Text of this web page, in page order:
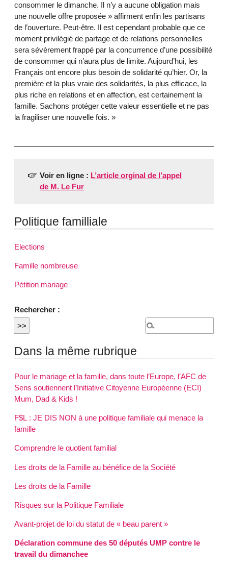
consommer le dimanche. Il n’y a aucune obligation mais
une nouvelle offre proposée » affirment enfin les partisans
de l’ouverture. Peut-être. Il est cependant probable que ce
moment privilégié de partage et de relations personnelles
sera sévèrement frappé par la concurrence d’une possibilité
de consommer qui n’aura plus de limite. Aujourd’hui, les
Français ont encore plus besoin de solidarité qu’hier. Or, la
première et la plus vraie des solidarités, la plus efficace, la
plus riche en relations et en affection, est certainement la
famille. Sachons protéger cette valeur essentielle et ne pas
la fragiliser une nouvelle fois. »
Voir en ligne : L’article orginal de l’appel
de M. Le Fur
Politique familliale
Elections
Famille nombreuse
Pétition mariage
Rechercher :
Dans la même rubrique
Pour le mariage et la famille, dans toute l’Europe, l’AFC de
Sens soutiennent l’Initiative Citoyenne Européenne (ECI)
Mum, Dad & Kids !
F$L : JE DIS NON à une politique familiale qui menace la
famille
Comprendre le quotient familial
Les droits de la Famille au bénéfice de la Société
Les droits de la Famille
Risques sur la Politique Familiale
Avant-projet de loi du statut de « beau parent »
Déclaration commune des 50 députés UMP contre le
travail du dimanchee